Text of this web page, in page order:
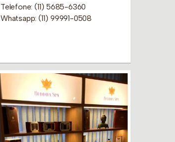
Telefone: (11) 5685-6360
Whatsapp: (11) 99991-0508